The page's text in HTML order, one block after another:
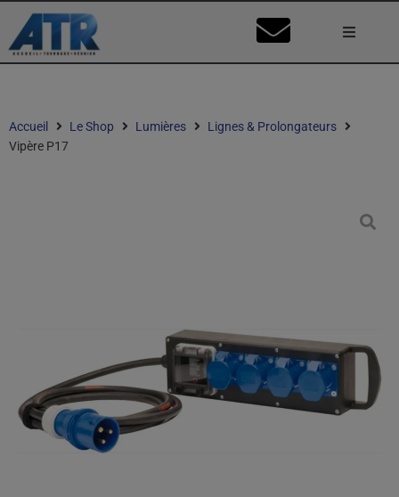
Ma
Accueil Le Shop Lumières
Lignes & Prolongateurs
Vipère P17